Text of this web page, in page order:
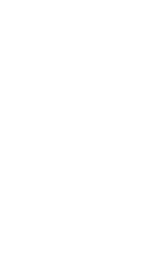
تصغيرها .
الاندرويد
من